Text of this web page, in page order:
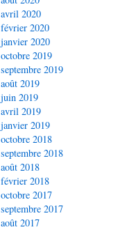
avril 2020
février 2020
janvier 2020
octobre 2019
septembre 2019
août 2019
juin 2019
avril 2019
janvier 2019
octobre 2018
septembre 2018
août 2018
février 2018
octobre 2017
septembre 2017
août 2017